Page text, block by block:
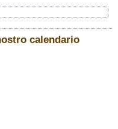
calendario